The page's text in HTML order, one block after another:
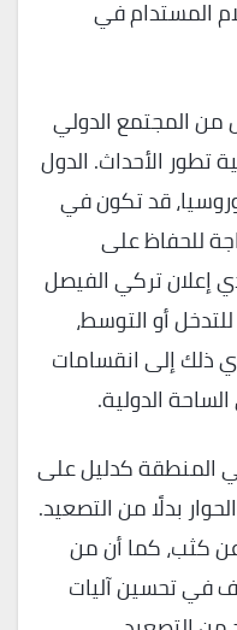
المستدام في
من المجتمع الدولي
الأحداث. الدول
قد تكون في
للحفاظ على
إعلان تركي الفيصل
أو التوسط،
ذلك إلى انقسامات
الدولية.
في المنطقة كدليل على
بدلًا من التصعيد.
كثب، كما أن من
في تحسين آليات